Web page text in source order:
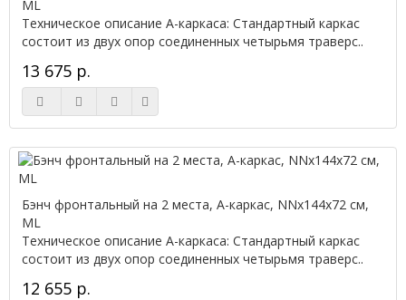
ML
Техническое описание А-каркаса: Стандартный каркас
состоит из двух опор соединенных четырьмя траверс..
13 675 р.
Бэнч фронтальный на 2 места, А-каркас, NNx144х72 см,
ML
Техническое описание А-каркаса: Стандартный каркас
состоит из двух опор соединенных четырьмя траверс..
12 655 р.